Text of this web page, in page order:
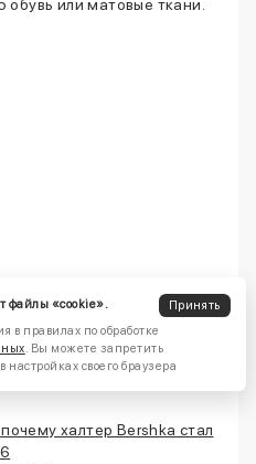
или матовые ткани.
модели
халтер Bershka стал
файлы «cookie».
Принять
в правилах по обработке
. Вы можете запретить
настройках своего браузера